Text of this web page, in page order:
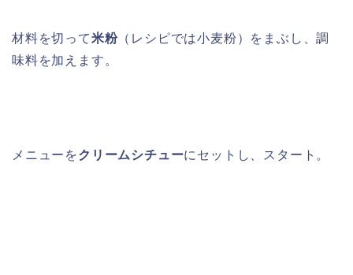
材料を切って米粉（レシピでは小麦粉）をまぶし、調
味料を加えます。
メニューをクリームシチューにセットし、スタート。